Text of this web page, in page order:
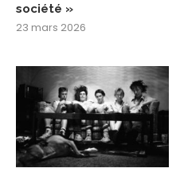
société »
23 mars 2026